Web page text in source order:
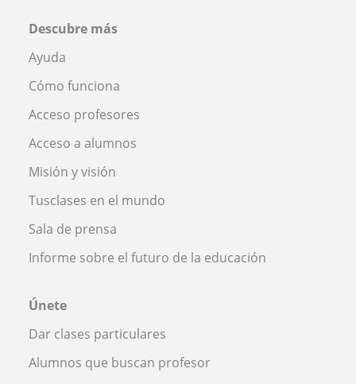
Descubre más
Ayuda
Cómo funciona
Acceso profesores
Acceso a alumnos
Misión y visión
Tusclases en el mundo
Sala de prensa
Informe sobre el futuro de la educación
Únete
Dar clases particulares
Alumnos que buscan profesor